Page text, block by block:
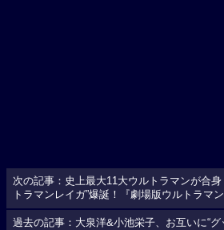
次の記事：史上最大11大ウルトラマンが合
トラマンレイガ”爆誕！『劇場版ウルトラマン
過去の記事：大泉洋&小池栄子、お互いに“グ